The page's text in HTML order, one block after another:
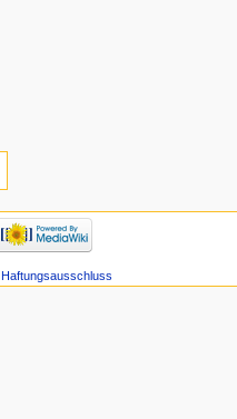
Haftungsausschluss